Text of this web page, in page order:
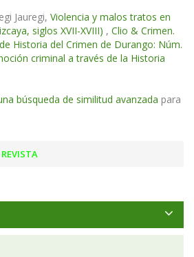
Jauregi, Violencia y malos tratos en
siglos XVII-XVIII) , Clio & Crimen.
Historia del Crimen de Durango: Núm.
criminal a través de la Historia
búsqueda de similitud avanzada para